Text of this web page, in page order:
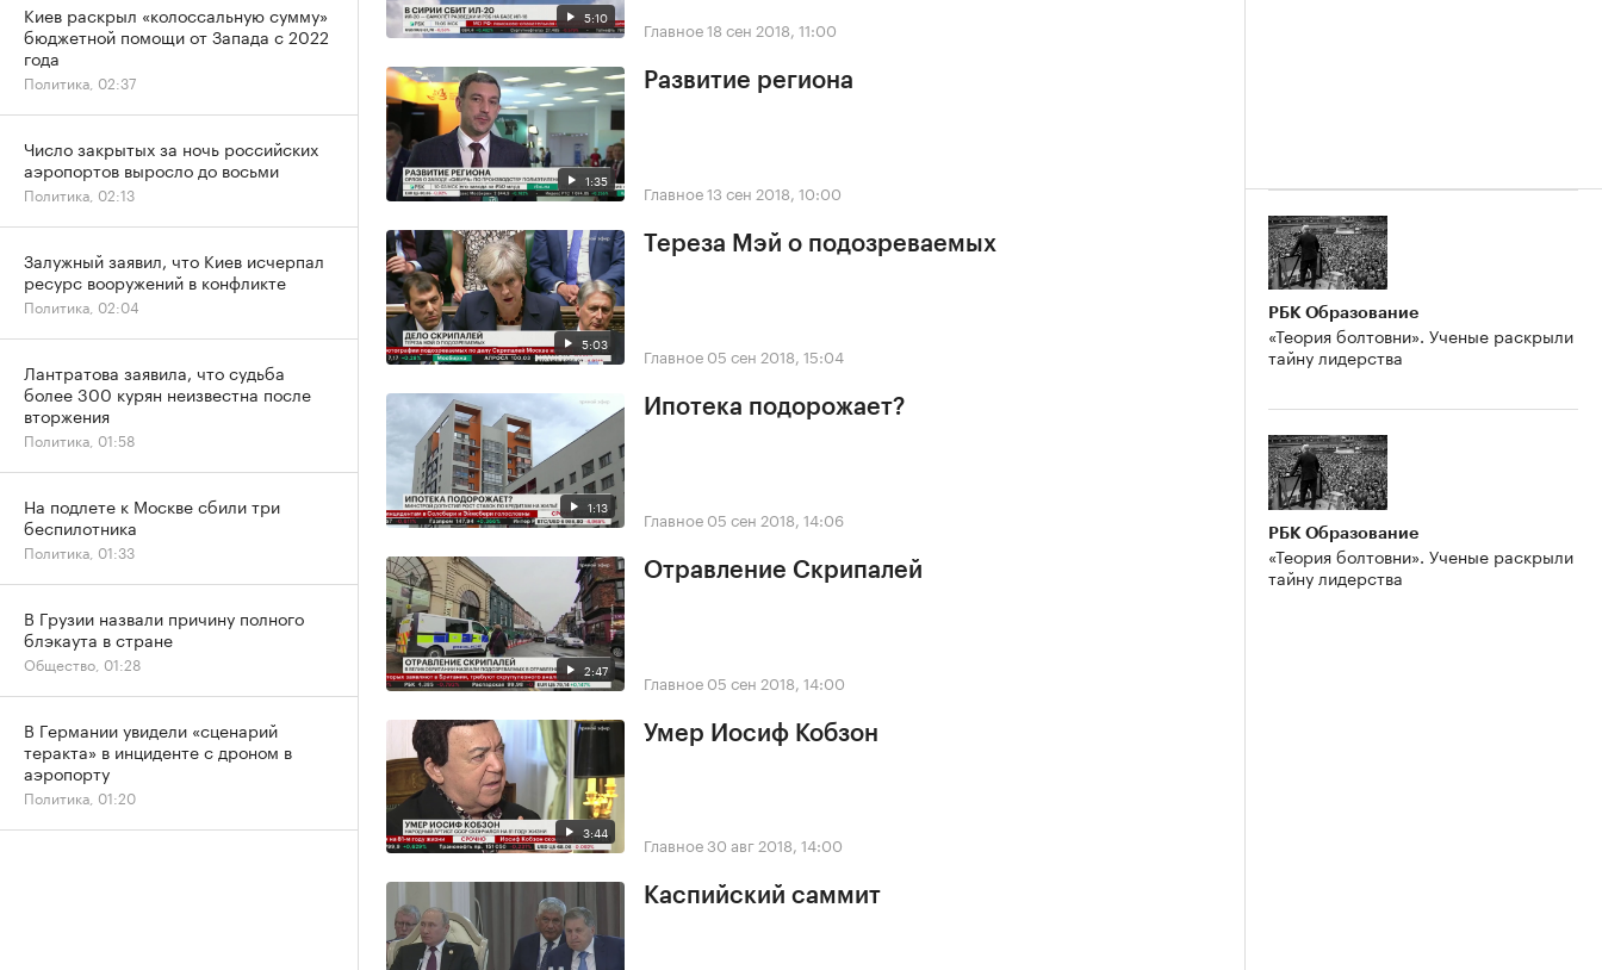
5:10 Главное18 сен 2018, 11:00
1:35
Развитие региона
Главное13 сен 2018, 10:00
5:03
Тереза Мэй о подозреваемых
Главное 05 сен 2018, 15:04
1:13
Ипотека подорожает?
Главное 05 сен 2018, 14:06
2:47
Отравление Скрипалей
Главное 05 сен 2018, 14:00
3:44
Умер Иосиф Кобзон
Главное30 авг 2018, 14:00
Каспийский саммит
РБК Образование
«Теория болтовни». Ученые раскрыли
тайну лидерства
РБК Образование
«Теория болтовни». Ученые раскрыли
тайну лидерства
Киев раскрыл «колоссальную сумму»
бюджетной помощи от Запада с 2022
года
Политика, 02:37
Число закрытых за ночь российских
аэропортов выросло до восьми
Политика, 02:13
Залужный заявил, что Киев исчерпал
ресурс вооружений в конфликте
Политика, 02:04
Лантратова заявила, что судьба
более 300 курян неизвестна после
вторжения
Политика, 01:58
На подлете к Москве сбили три
беспилотника
Политика, 01:33
В Грузии назвали причину полного
блэкаута в стране
Общество, 01:28
В Германии увидели «сценарий
теракта» в инциденте с дроном в
аэропорту
Политика, 01:20